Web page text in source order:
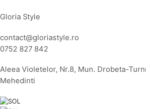
Gloria Style
contact@gloriastyle.ro
0752 827 842
Aleea Violetelor, Nr.8, Mun. Drobeta-
Mehedinti